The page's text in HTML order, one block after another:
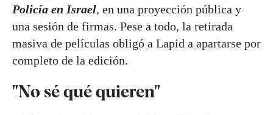
Policía en Israel, en una proyección pública y
una sesión de firmas. Pese a todo, la retirada
masiva de películas obligó a Lapid a apartarse por
completo de la edición.
"No sé qué quieren"